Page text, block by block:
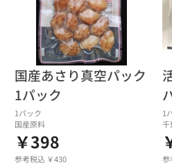
国産あさり真空パック
1パック
1パック
国産原料
￥398
参考税込 ￥430
1
千
参